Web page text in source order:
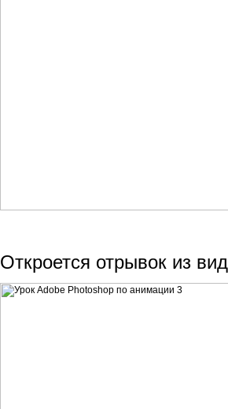
Откроется отрывок из